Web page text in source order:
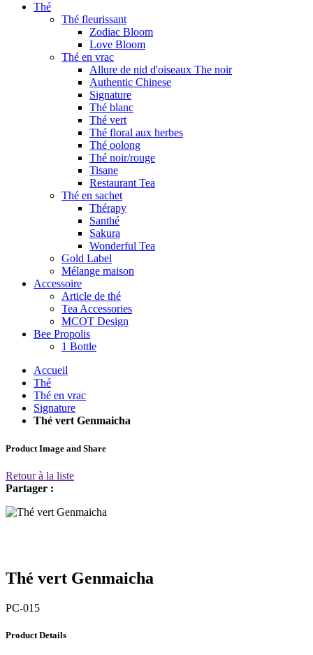
Thé
Thé fleurissant
Zodiac Bloom
Love Bloom
Thé en vrac
Allure de nid d'oiseaux The noir
Authentic Chinese
Signature
Thé blanc
Thé vert
Thé floral aux herbes
Thé oolong
Thé noir/rouge
Tisane
Restaurant Tea
Thé en sachet
Thérapy
Santhé
Sakura
Wonderful Tea
Gold Label
Mélange maison
Accessoire
Article de thé
Tea Accessories
MCOT Design
Bee Propolis
1 Bottle
Accueil
Thé
Thé en vrac
Signature
Thé vert Genmaicha
Product Image and Share
Retour à la liste
Partager :
Thé vert Genmaicha
PC-015
Product Details